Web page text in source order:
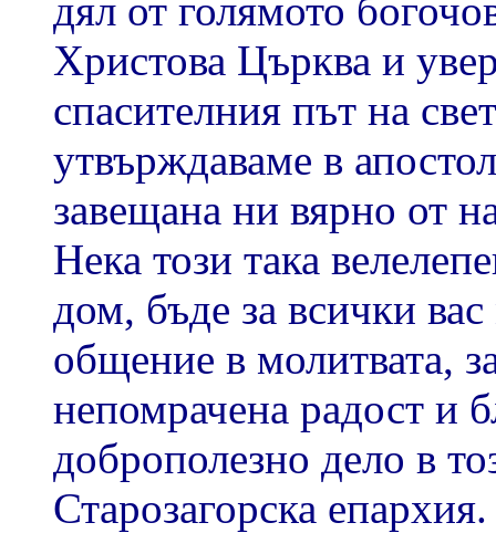
дял от голямото
Христова Църква и
спасителния път на
утвърждаваме в
завещана ни вярно от
Нека този така
дом, бъде за всички
общение в молитвата,
непомрачена радост и
доброполезно дело в
Старозагорска епархия.